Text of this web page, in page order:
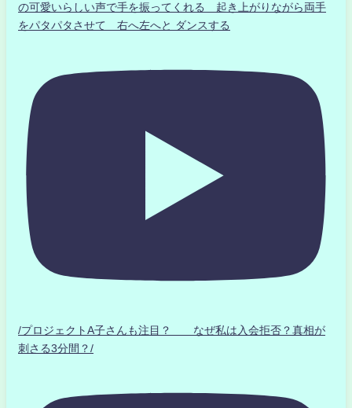
の可愛いらしい声で手を振ってくれる 起き上がりながら両手
をパタパタさせて 右へ左へと ダンスする
/プロジェクトA子さんも注目？ なぜ私は入会拒否？真相が
刺さる3分間？/